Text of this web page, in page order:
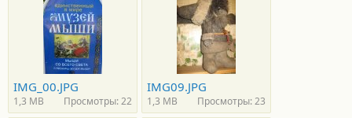
IMG_00.JPG
1,3 MB Просмотры: 22
IMG09.JPG
1,3 MB Просмотры: 23